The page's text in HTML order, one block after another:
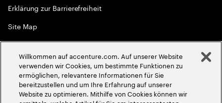
Erklärung zur Barrierefreiheit
Site Map
Globale Meritokratie
2026Accenture. Alle Rechte vorbehalten
Willkommen auf accenture.com. Auf unserer Website
verwenden wir Cookies, um bestimmte Funktionen zu
ermöglichen, relevantere Informationen für Sie
bereitzustellen und um Ihre Erfahrung auf unserer
Website zu optimieren. Mithilfe von Cookies können wir